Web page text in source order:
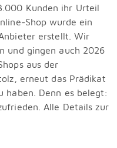
Kunden ihr Urteil
Shop wurde ein
erstellt. Wir
und gingen auch 2026
aus der
erneut das Prädikat
haben. Denn es belegt:
Alle Details zur